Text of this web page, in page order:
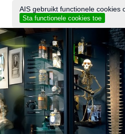
AIS gebruikt functionele cookies
Sta functionele cookies toe